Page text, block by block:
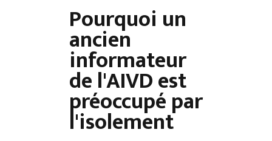
Pourquoi un
ancien
informateur
de l'AIVD est
préoccupé par
l'isolement